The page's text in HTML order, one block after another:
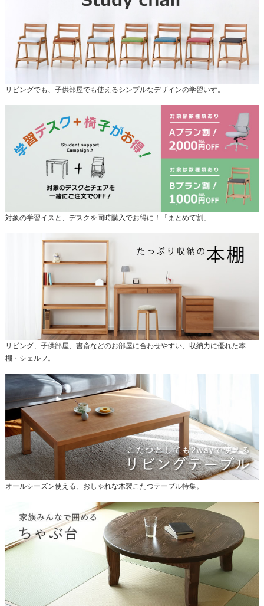
リビングでも、子供部屋でも使えるシンプルなデザインの学習いす。
対象の学習イスと、デスクを同時購入でお得に！「まとめて割」
リビング、子供部屋、書斎などのお部屋に合わせやすい、収納力に優れた本
棚・シェルフ。
オールシーズン使える、おしゃれな木製こたつテーブル特集。